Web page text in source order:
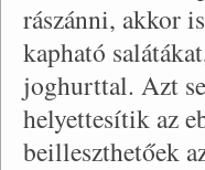
rászánni, akkor
kapható
joghurttal. Azt
helyettesítik az
beilleszthetőek